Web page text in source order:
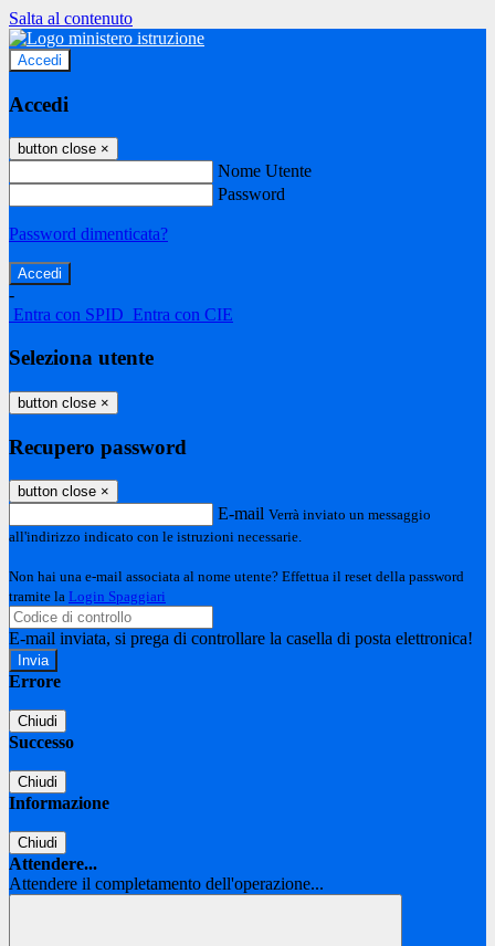
Salta al contenuto
Accedi
Accedi
button close ×
Nome Utente
Password
Password dimenticata?
-
Entra con SPID Entra con CIE
Seleziona utente
button close ×
Recupero password
button close ×
E-mail Verrà inviato un messaggio
all'indirizzo indicato con le istruzioni necessarie.
Non hai una e-mail associata al nome utente? Effettua il reset della password
tramite la Login Spaggiari
E-mail inviata, si prega di controllare la casella di posta elettronica!
Errore
Chiudi
Successo
Chiudi
Informazione
Chiudi
Attendere...
Attendere il completamento dell'operazione...